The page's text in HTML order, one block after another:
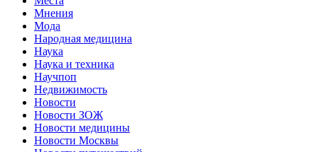
Мнения
Мода
Народная медицина
Наука
Наука и техника
Научпоп
Недвижимость
Новости
Новости ЗОЖ
Новости медицины
Новости Москвы